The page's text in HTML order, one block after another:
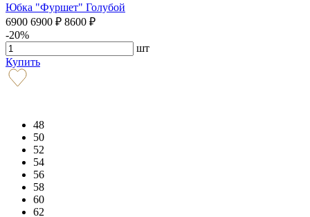
Юбка "Фуршет" Голубой
6900 6900 ₽ 8600 ₽
-20%
шт
Купить
48
50
52
54
56
58
60
62